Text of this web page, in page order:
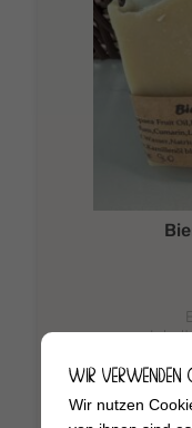
WIR VERWENDEN
Wir nutzen